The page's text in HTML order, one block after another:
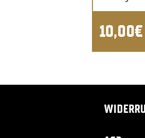
10,00€